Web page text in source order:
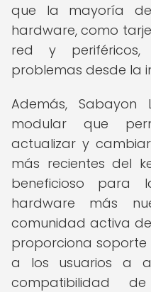
que la mayoría
hardware, como
red y periféricos,
problemas desde la
Además, Sabayon
modular que
actualizar y
más recientes del
beneficioso para
hardware más
comunidad activa
proporciona
a los usuarios a
compatibilidad